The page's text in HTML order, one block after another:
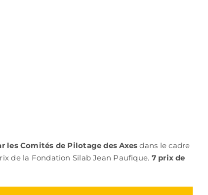
les Comités de Pilotage des Axes dans le cadre
de la Fondation Silab Jean Paufique. 7 prix de